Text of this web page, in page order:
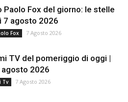
Paolo Fox del giorno: le stelle
7 agosto 2026
Fox 7 Agosto 2026
TV del pomeriggio di oggi |
2026
Tv 7 Agosto 2026